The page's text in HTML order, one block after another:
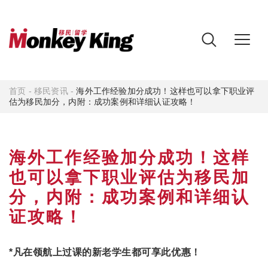
首页 -移民资讯-海外工作经验加分成功！这样也可以拿下职业评
估为移民加分，内附：成功案例和详细认证攻略！
海外工作经验加分成功！这样
也可以拿下职业评估为移民加
分，内附：成功案例和详细认
证攻略！
*凡在领航上过课的新老学生都可享此优惠！